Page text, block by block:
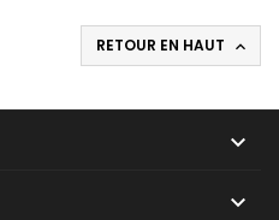
RETOUR EN HAUT 

